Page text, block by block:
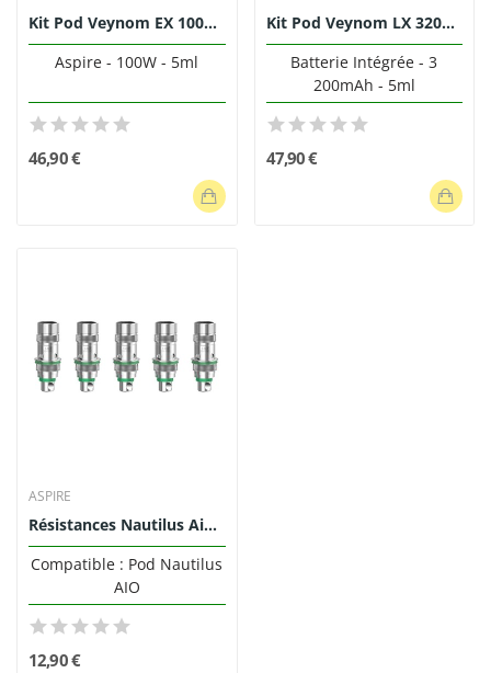
Kit Pod Veynom EX 100W Aspire
Aspire - 100W - 5ml
46,90 €
Kit Pod Veynom LX 3200mAh Aspire
Batterie Intégrée - 3
200mAh - 5ml
47,90 €
ASPIRE
Résistances Nautilus Aio Nic Salts 1.8 ohm...
Compatible : Pod Nautilus
AIO
12,90 €